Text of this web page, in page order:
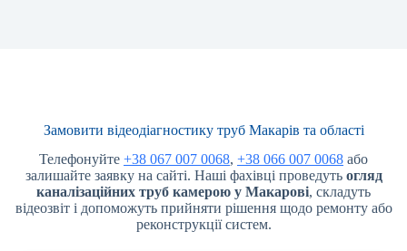
Замовити відеодіагностику труб Макарів та області
Телефонуйте +38 067 007 0068, +38 066 007 0068 або
залишайте заявку на сайті. Наші фахівці проведуть огляд
каналізаційних труб камерою у Макарові, складуть
відеозвіт і допоможуть прийняти рішення щодо ремонту або
реконструкції систем.